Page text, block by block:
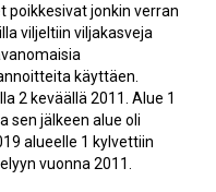
poikkesivat jonkin verran
viljeltiin viljakasveja
käyttäen.
2 keväällä 2011. Alue 1
sen jälkeen alue oli
alueelle 1 kylvettiin
vuonna 2011.